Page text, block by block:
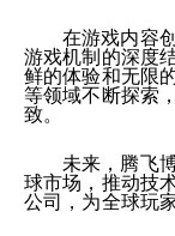
在游戏内容
游戏机制的深度
鲜的体验和无限
等领域不断探索
致。
未来，腾飞
球市场，推动技
公司，为全球玩